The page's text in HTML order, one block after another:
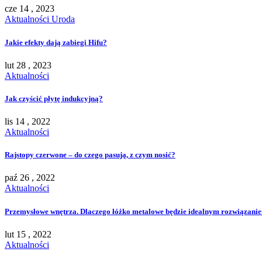
cze 14 , 2023
Aktualności Uroda
Jakie efekty dają zabiegi Hifu?
lut 28 , 2023
Aktualności
Jak czyścić płytę indukcyjną?
lis 14 , 2022
Aktualności
Rajstopy czerwone – do czego pasują, z czym nosić?
paź 26 , 2022
Aktualności
Przemysłowe wnętrza. Dlaczego łóżko metalowe będzie idealnym
lut 15 , 2022
Aktualności